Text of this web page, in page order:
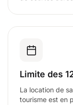
Limite des
La location de
tourisme est en